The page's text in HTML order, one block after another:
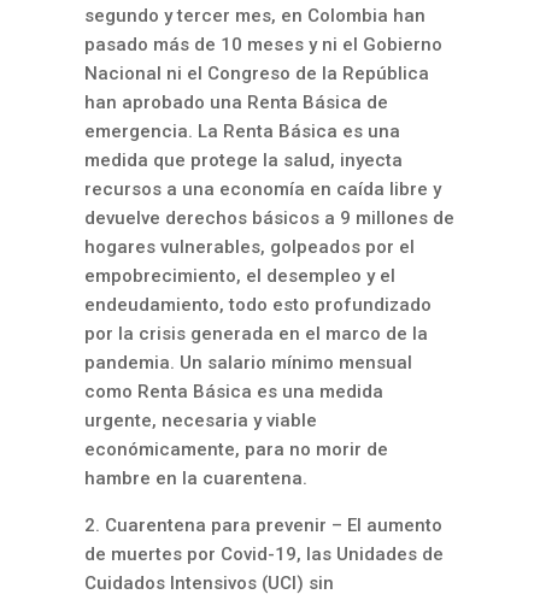
segundo y tercer mes, en Colombia han
pasado más de 10 meses y ni el Gobierno
Nacional ni el Congreso de la República
han aprobado una Renta Básica de
emergencia. La Renta Básica es una
medida que protege la salud, inyecta
recursos a una economía en caída libre y
devuelve derechos básicos a 9 millones de
hogares vulnerables, golpeados por el
empobrecimiento, el desempleo y el
endeudamiento, todo esto profundizado
por la crisis generada en el marco de la
pandemia. Un salario mínimo mensual
como Renta Básica es una medida
urgente, necesaria y viable
económicamente, para no morir de
hambre en la cuarentena.
2. Cuarentena para prevenir – El aumento
de muertes por Covid-19, las Unidades de
Cuidados Intensivos (UCI) sin